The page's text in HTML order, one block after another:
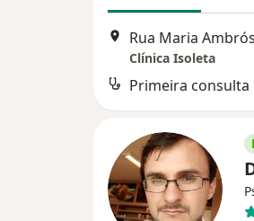
Clínica Isoleta
Primeira consulta